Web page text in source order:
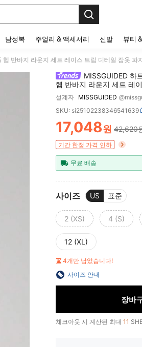
남성복 주얼리 & 액세서리 신발 뷰티
반바지 라운지 세트 레이스 트림 디테일 잠옷 파
MISSGUIDED 하
헴 반바지 라운지 세트 레
설계자 MISSGUIDED
SKU: si25102238346541639
PRICE
17,048원 42,620
기간 한정 가격 인하
무료 배송
사이즈 US 표준
2 (XS) 4 (S)
12 (XL)
4개만 남았습니다!
사이즈 안내
장바
체크아웃 시 계산된 최대 11